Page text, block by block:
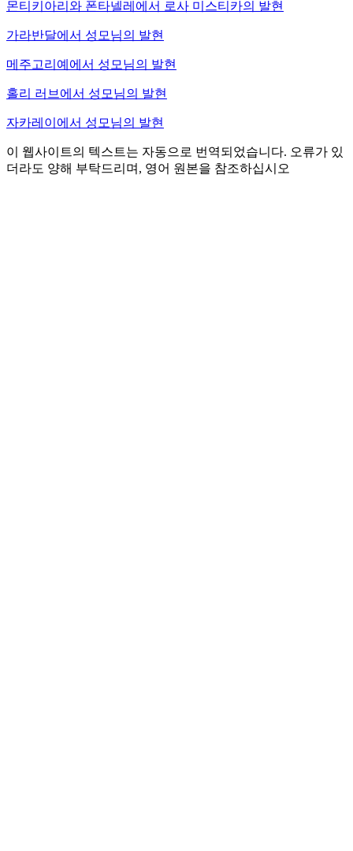
몬티키아리와 폰타넬레에서 로사 미스티카의 발현
가라반달에서 성모님의 발현
메주고리예에서 성모님의 발현
홀리 러브에서 성모님의 발현
자카레이에서 성모님의 발현
이 웹사이트의 텍스트는 자동으로 번역되었습니다. 오류가 있
더라도 양해 부탁드리며, 영어 원본을 참조하십시오